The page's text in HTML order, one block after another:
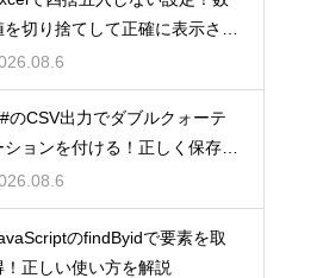
を切り捨てして正確に表示させ
コツ
のCSV出力でダブルクォーテ
ションを付ける！正しく保存す
コツ
のfindByidで要素を取
！正しい使い方を解説